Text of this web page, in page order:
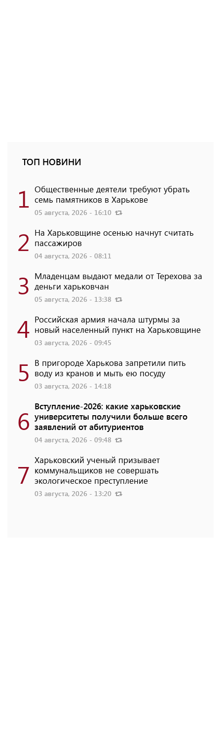
ТОП НОВИНИ
1 Общественные деятели требуют убрать
семь памятников в Харькове
05 августа, 2026 - 16:10
2 На Харьковщине осенью начнут считать
пассажиров
04 августа, 2026 - 08:11
3 Младенцам выдают медали от Терехова за
деньги харьковчан
05 августа, 2026 - 13:38
4 Российская армия начала штурмы за
новый населенный пункт на Харьковщине
03 августа, 2026 - 09:45
5 В пригороде Харькова запретили пить
воду из кранов и мыть ею посуду
03 августа, 2026 - 14:18
6 Вступление-2026: какие харьковские
университеты получили больше всего
заявлений от абитуриентов
04 августа, 2026 - 09:48
7 Харьковский ученый призывает
коммунальщиков не совершать
экологическое преступление
03 августа, 2026 - 13:20